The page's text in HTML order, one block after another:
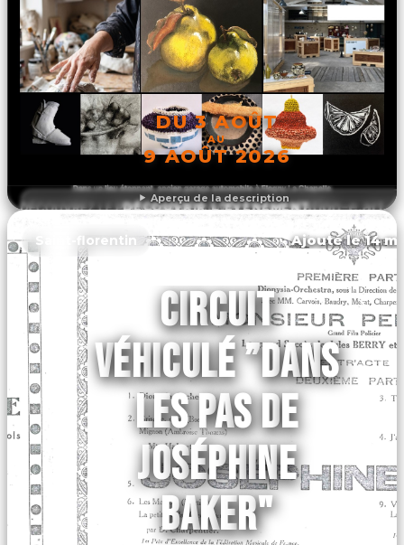
Aperçu de la description
DU 3 AOÛT
AU
9 AOÛT 2026
DÉCOUVRIR L'ÉVÉNEMENT
Saint-florentin Ajouté le 14
CIRCUIT
VÉHICULÉ ”DANS
LES PAS DE
JOSÉPHINE
BAKER"